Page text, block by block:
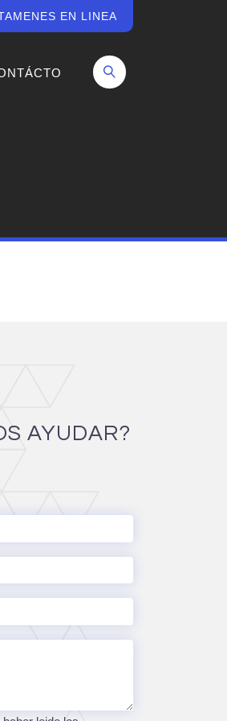
EN LINEA
AYUDAR?